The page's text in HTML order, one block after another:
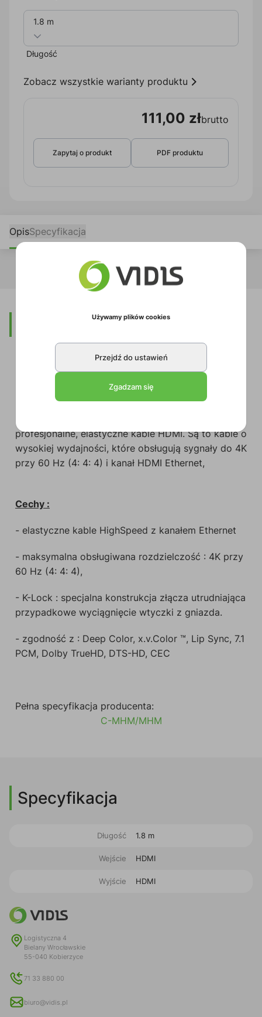
1.8 m
Długość
Zobacz wszystkie warianty produktu
111,00 złbrutto
Zapytaj o produkt PDF produktu
OpisSpecyfikacja
Elastyczny kabel HDMI High-Speed z kanałem
Ethernet o długości 1,8 m
profesjonalne, elastyczne kable HDMI. Są to kable o
wysokiej wydajności, które obsługują sygnały do 4K
przy 60 Hz (4: 4: 4) i kanał HDMI Ethernet,
Cechy :
- elastyczne kable HighSpeed z kanałem Ethernet
- maksymalna obsługiwana rozdzielczość : 4K przy
60 Hz (4: 4: 4),
- K-Lock : specjalna konstrukcja złącza utrudniająca
przypadkowe wyciągnięcie wtyczki z gniazda.
- zgodność z : Deep Color, x.v.Color ™, Lip Sync, 7.1
PCM, Dolby TrueHD, DTS-HD, CEC
Pełna specyfikacja producenta:
C-MHM/MHM
Specyfikacja
Długość 1.8 m
Wejście HDMI
Wyjście HDMI
Logistyczna 4
Bielany Wrocławskie
55-040 Kobierzyce
71 33 880 00
biuro@vidis.pl
Używamy plików cookies
Przejdź do ustawień
Zgadzam się